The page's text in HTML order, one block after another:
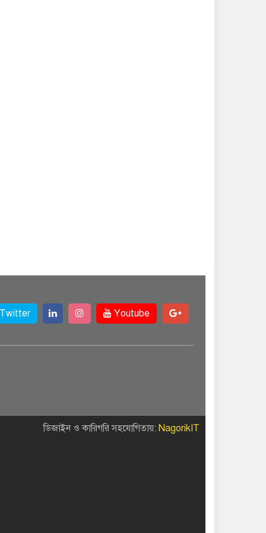
Twitter Youtube
ডিজাইন ও কারিগরি সহযোগিতায়: NagorikIT